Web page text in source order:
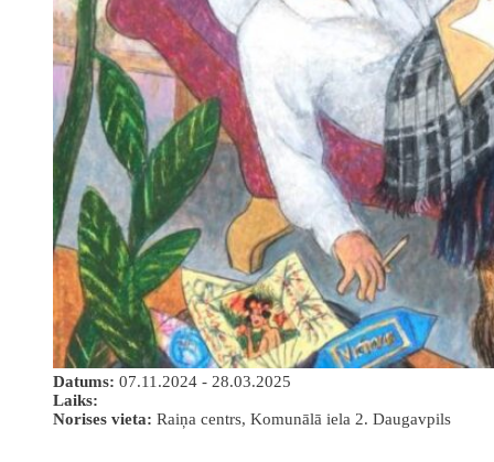
Datums: 07.11.2024 - 28.03.2025
Laiks:
Norises vieta: Raiņa centrs, Komunālā iela 2. Daugavpils